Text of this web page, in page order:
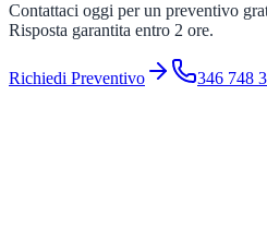
Contattaci oggi per un preventivo
Risposta garantita entro 2 ore.
Richiedi Preventivo 346 748